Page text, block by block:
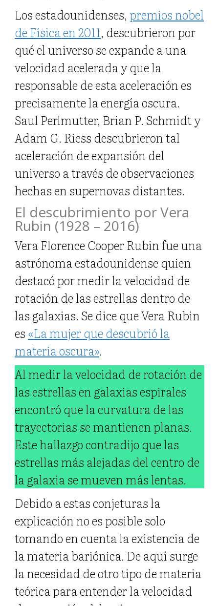
Los estadounidenses, premios nobel
de Física en 2011, descubrieron por
qué el universo se expande a una
velocidad acelerada y que la
responsable de esta aceleración es
precisamente la energía oscura.
Saul Perlmutter, Brian P. Schmidt y
Adam G. Riess descubrieron tal
aceleración de expansión del
universo a través de observaciones
hechas en supernovas distantes.
El descubrimiento por Vera
Rubin (1928 – 2016)
Vera Florence Cooper Rubin fue una
astrónoma estadounidense quien
destacó por medir la velocidad de
rotación de las estrellas dentro de
las galaxias. Se dice que Vera Rubin
es «La mujer que descubrió la
materia oscura».
Al medir la velocidad de rotación de
las estrellas en galaxias espirales
encontró que la curvatura de las
trayectorias se mantienen planas.
Este hallazgo contradijo que las
estrellas más alejadas del centro de
la galaxia se mueven más lentas.
Debido a estas conjeturas la
explicación no es posible solo
tomando en cuenta la existencia de
la materia bariónica. De aquí surge
la necesidad de otro tipo de materia
teórica para entender la velocidad